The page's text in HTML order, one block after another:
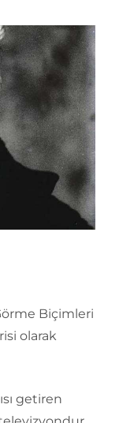
Biçimleri
olarak
getiren